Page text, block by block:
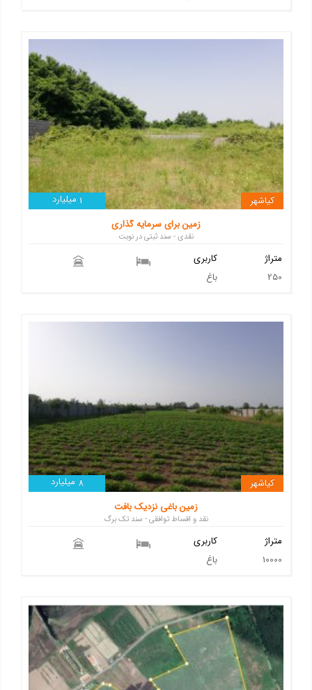
1 میلیارد
کیاشهر
زمین برای سرمایه گذاری
نقدی - سند ثبتی در نوبت
کاربری
باغ
متراژ
250
8 میلیارد
کیاشهر
زمین باغی نزدیک بافت
نقد و اقساط توافقی - سند تک برگ
کاربری
باغ
متراژ
10000